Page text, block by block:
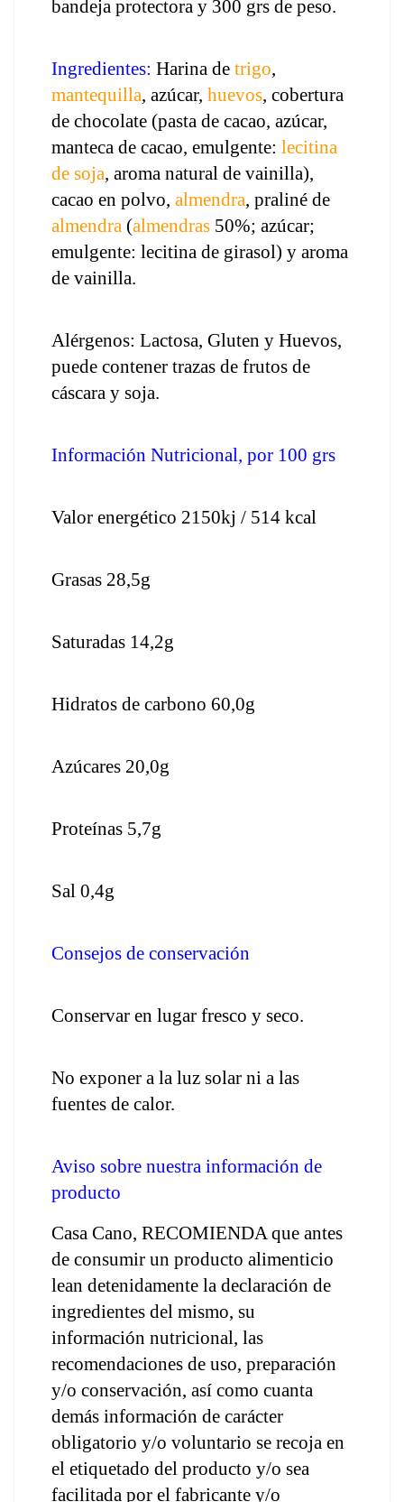
bandeja protectora y 300 grs de peso.
Ingredientes: Harina de trigo
mantequilla, azúcar, huevos, cobertura
de chocolate (pasta de cacao, azúcar,
manteca de cacao, emulgente: lecitina
de soja, aroma natural de vainilla),
cacao en polvo, almendra
almendra (almendras 50%; azúcar;
emulgente: lecitina de girasol) y aroma
de vainilla.
Alérgenos: Lactosa, Gluten y Huevos,
puede contener trazas de frutos de
cáscara y soja.
Información Nutricional, por 100 grs
Valor energético 2150kj / 514 kcal
Grasas 28,5g
Saturadas 14,2g
Hidratos de carbono 60,0g
Azúcares 20,0g
Proteínas 5,7g
Sal 0,4g
Consejos de conservación
Conservar en lugar fresco y seco.
No exponer a la luz solar ni a las
fuentes de calor.
Aviso sobre nuestra información de
producto
Casa Cano, RECOMIENDA que antes
de consumir un producto alimenticio
lean detenidamente la declaración de
ingredientes del mismo, su
información nutricional, las
recomendaciones de uso, preparación
y/o conservación, así como cuanta
demás información de carácter
obligatorio y/o voluntario se recoja en
el etiquetado del producto y/o sea
facilitada por el fabricante y/o